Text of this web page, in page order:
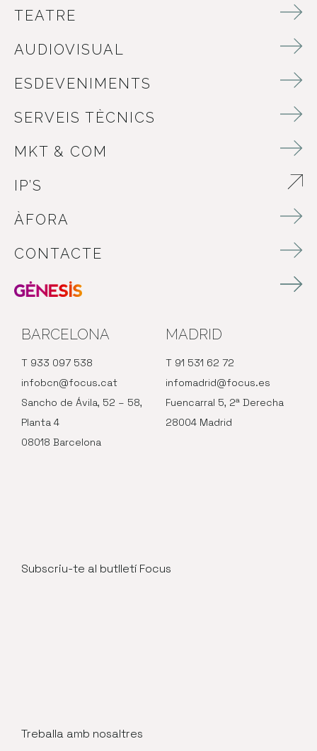
TEATRE
AUDIOVISUAL
ESDEVENIMENTS
SERVEIS TÈCNICS
MKT & COM
IP’S
ÀFORA
CONTACTE
BARCELONA
T 933 097 538
infobcn@focus.cat
Sancho de Ávila, 52 – 58,
Planta 4
08018 Barcelona
MADRID
T 91 531 62 72
infomadrid@focus.es
Fuencarral 5, 2ª Derecha
28004 Madrid
Subscriu-te al butlletí Focus
Treballa amb nosaltres